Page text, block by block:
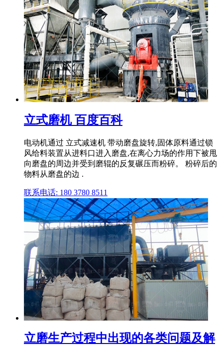
立式磨机 百度百科
电动机通过 立式减速机 带动磨盘旋转,固体原料通过锁
风给料装置从进料口进入磨盘,在离心力场的作用下被甩
向磨盘的周边并受到磨辊的反复碾压而粉碎。 粉碎后的
物料从磨盘的边 .
联系电话: 180 3780 8511
立磨生产过程中出现的各类问题及解